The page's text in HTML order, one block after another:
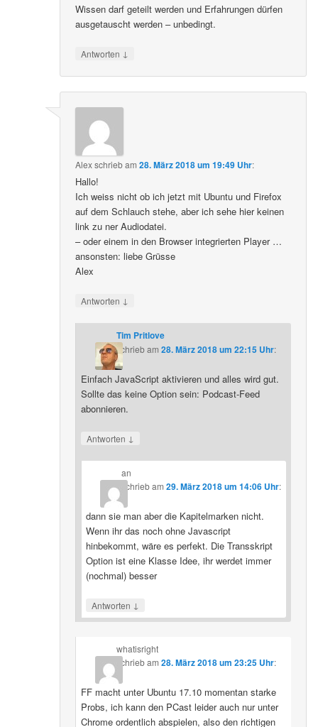
Wissen darf geteilt werden und Erfahrungen dürfen
ausgetauscht werden – unbedingt.
Antworten ↓
Alexschriebam28. März 2018 um 19:49 Uhr:
Hallo!
Ich weiss nicht ob ich jetzt mit Ubuntu und Firefox
auf dem Schlauch stehe, aber ich sehe hier keinen
link zu ner Audiodatei.
– oder einem in den Browser integrierten Player …
ansonsten: liebe Grüsse
Alex
Antworten ↓
Tim Pritlove
schriebam 28. März 2018 um 22:15 Uhr:
Einfach JavaScript aktivieren und alles wird gut.
Sollte das keine Option sein: Podcast-Feed
abonnieren.
Antworten ↓
an
schriebam29. März 2018 um 14:06 Uhr:
dann sie man aber die Kapitelmarken nicht.
Wenn ihr das noch ohne Javascript
hinbekommt, wäre es perfekt. Die Transskript
Option ist eine Klasse Idee, ihr werdet immer
(nochmal) besser
Antworten ↓
whatisright
schriebam 28. März 2018 um 23:25 Uhr:
FF macht unter Ubuntu 17.10 momentan starke
Probs, ich kann den PCast leider auch nur unter
Chrome ordentlich abspielen, also den richtigen